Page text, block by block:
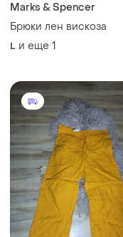
Marks & Spencer
Брюки лен вискоза
L и еще 1